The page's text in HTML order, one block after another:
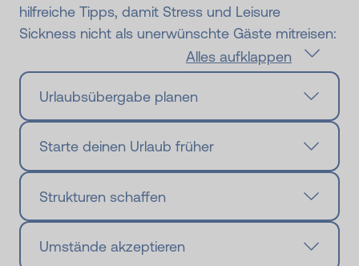
hilfreiche Tipps, damit Stress und Leisure
Sickness nicht als unerwünschte Gäste mitreisen:
Alles aufklappen
Urlaubsübergabe planen
Starte deinen Urlaub früher
Strukturen schaffen
Umstände akzeptieren